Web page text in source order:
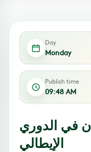
Day
Monday
Publish time
09:48 AM
في الدوري
الإيطالي